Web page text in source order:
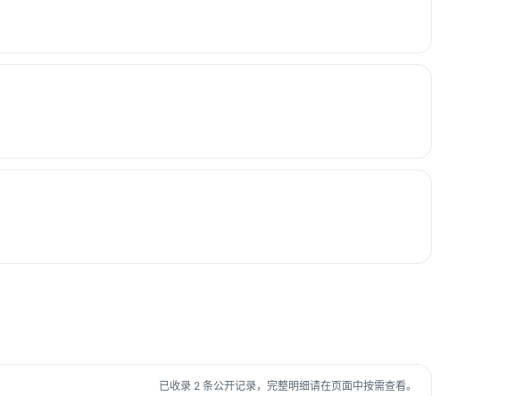
已收录 2 条公开记录，完整明细请在页面中按需查看。